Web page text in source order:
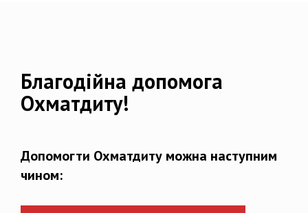
Благодійна допомога
Охматдиту!
Допомогти Охматдиту можна наступним
чином: